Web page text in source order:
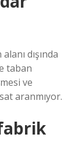
dışında
taban
ve
aranmıyor.